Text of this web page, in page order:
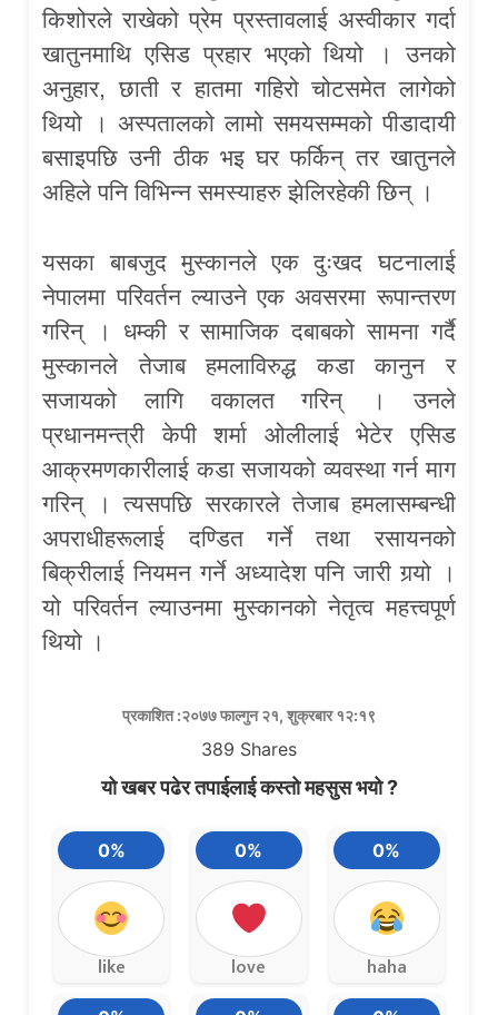
किशोरले राखेको प्रेम प्रस्तावलाई अस्वीकार गर्दा
खातुनमाथि एसिड प्रहार भएको थियो । उनको
अनुहार, छाती र हातमा गहिरो चोटसमेत लागेको
थियो । अस्पतालको लामो समयसम्मको पीडादायी
बसाइपछि उनी ठीक भइ घर फर्किन् तर खातुनले
अहिले पनि विभिन्न समस्याहरु झेलिरहेकी छिन् ।
यसका बाबजुद मुस्कानले एक दुःखद घटनालाई
नेपालमा परिवर्तन ल्याउने एक अवसरमा रूपान्तरण
गरिन् । धम्की र सामाजिक दबाबको सामना गर्दै
मुस्कानले तेजाब हमलाविरुद्ध कडा कानुन र
सजायको लागि वकालत गरिन् । उनले
प्रधानमन्त्री केपी शर्मा ओलीलाई भेटेर एसिड
आक्रमणकारीलाई कडा सजायको व्यवस्था गर्न माग
गरिन् । त्यसपछि सरकारले तेजाब हमलासम्बन्धी
अपराधीहरूलाई दण्डित गर्ने तथा रसायनको
बिक्रीलाई नियमन गर्ने अध्यादेश पनि जारी गर्‍यो ।
यो परिवर्तन ल्याउनमा मुस्कानको नेतृत्व महत्त्वपूर्ण
थियो ।
प्रकाशित :२०७७ फाल्गुन २१, शुक्रबार १२:१९
389 Shares
यो खबर पढेर तपाईलाई कस्तो महसुस भयो ?
0%
like
0%
love
0%
haha